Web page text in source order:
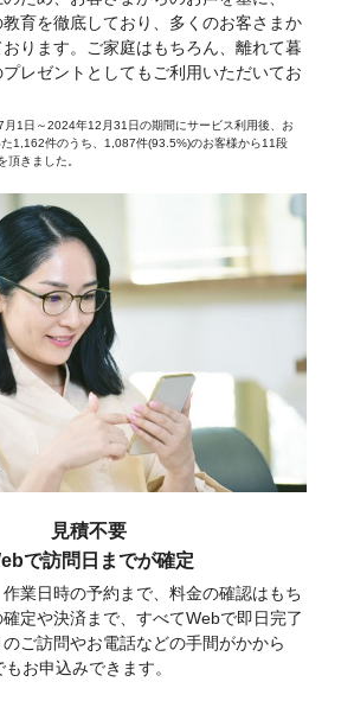
育を徹底しており、多くのお客さまか
ります。ご家庭はもちろん、離れて暮
レゼントとしてもご利用いただいてお
1日～2024年12月31日の期間にサービス利用後、お
1,162件のうち、1,087件(93.5%)のお客様から11段
頂きました。
見積不要
で訪問日までが確定
業日時の予約まで、料金の確認はもち
定や決済まで、すべてWebで即日完了
ご訪問やお電話などの手間がかから
お申込みできます。